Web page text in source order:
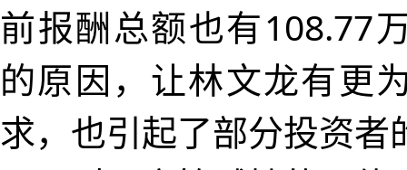
前报酬总额也有108.77
的原因，让林文龙有更
求，也引起了部分投资者